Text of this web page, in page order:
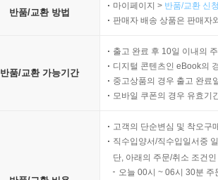
반품/교환 방법
마이페이지 > 반품/교환 신
판매자 배송 상품은 판매자
반품/교환 가능기간
출고 완료 후 10일 이내의
디지털 콘텐츠인 eBook의
중고상품의 경우 출고 완료
모바일 쿠폰의 경우 유효기
고객의 단순변심 및 착오구
직수입양서/직수입일서중
단, 아래의 주문/취소 조건
오늘 00시 ~ 06시 30분